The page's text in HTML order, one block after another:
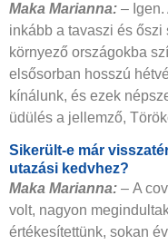
Maka Marianna: –
inkább a tavaszi és
környező országokba
elsősorban hosszú
kínálunk, és ezek
üdülés a jellemző,
Sikerült-e már
utazási kedvhez?
Maka Marianna: – A
volt, nagyon
értékesítettünk, sokan